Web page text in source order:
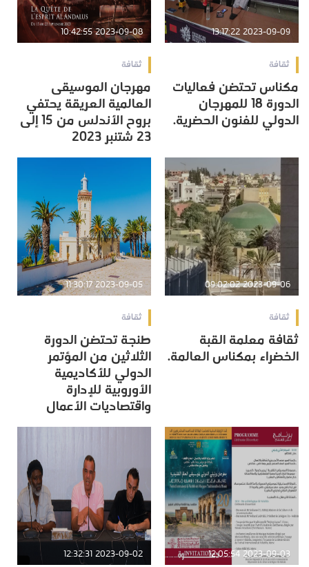
2023-09-09 13:17:22
ثقافة
مكناس تحتضن فعاليات
الدورة 18 للمهرجان
الدولي للفنون الحضرية.
2023-09-08 10:42:55
ثقافة
مهرجان الموسيقى
العالمية العريقة يحتفي
بروح الأندلس من 15 إلى
23 شتنبر 2023
2023-09-06 09:02:02
ثقافة
ثقافة معلمة القبة
الخضراء بمكناس العالمة.
2023-09-05 11:30:17
ثقافة
طنجة تحتضن الدورة
الثلاثين من المؤتمر
الدولي للأكاديمية
الأوروبية للإدارة
واقتصاديات الأعمال
2023-09-03 12:05:54
2023-09-02 12:32:31